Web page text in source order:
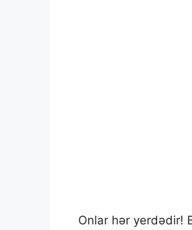
Onlar hər yerdədir!